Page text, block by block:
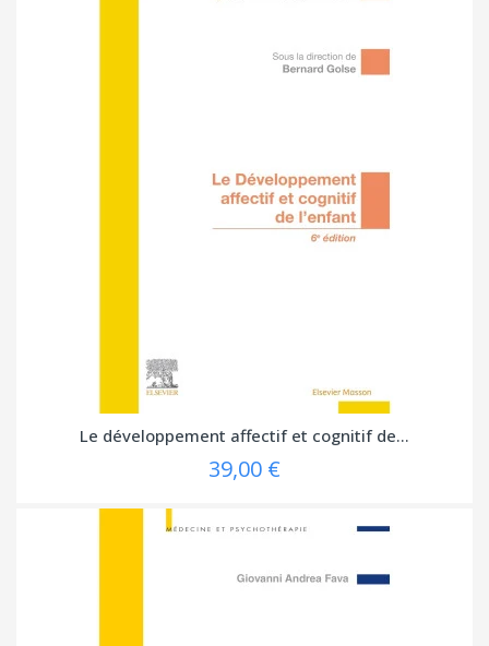
Le développement affectif et cognitif de...
39,00 €